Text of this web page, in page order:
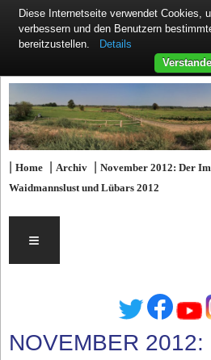
|Home |Archiv |November 2012: Der
Waidmannslust und Lübars 2012
≡
NOVEMBER 2012:
Diese Internetseite verwendet Cookies,
verbessern und den Benutzern
bereitzustellen.
Details